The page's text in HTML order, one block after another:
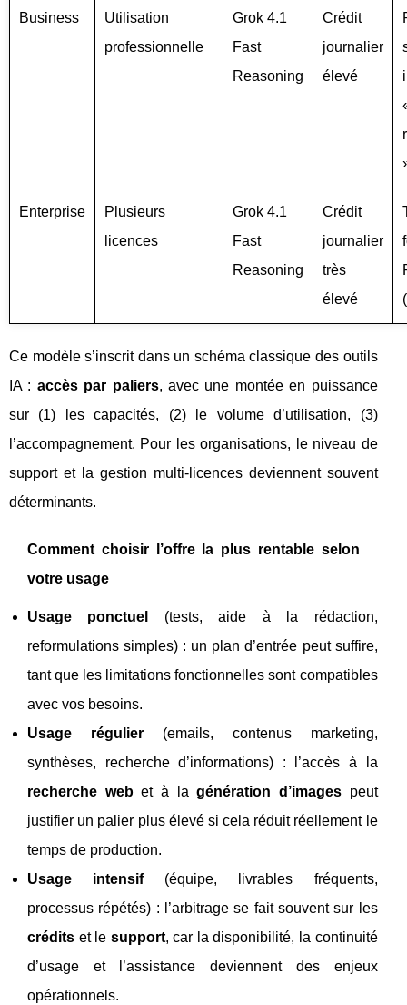
Business
Utilisation
professionnelle
Grok 4.1
Fast
Reasoning
Crédit
journalier
élevé
Enterprise
Plusieurs
licences
Grok 4.1
Fast
Reasoning
Crédit
journalier
très
élevé
Ce modèle s’inscrit dans un schéma classique des outils
IA : accès par paliers, avec une montée en puissance
sur (1) les capacités, (2) le volume d’utilisation, (3)
l’accompagnement. Pour les organisations, le niveau de
support et la gestion multi-licences deviennent souvent
déterminants.
Comment choisir l’offre la plus rentable selon
votre usage
Usage ponctuel
(tests, aide à la rédaction,
reformulations simples) : un plan d’entrée peut suffire,
tant que les limitations fonctionnelles sont compatibles
avec vos besoins.
Usage régulier(emails, contenus marketing,
synthèses, recherche d’informations) : l’accès à la
recherche webet à lagénération d’imagespeut
justifier un palier plus élevé si cela réduit réellement le
temps de production.
Usage intensif(équipe, livrables fréquents,
processus répétés) : l’arbitrage se fait souvent sur les
crédits et le support, car la disponibilité, la continuité
d’usage et l’assistance deviennent des enjeux
opérationnels.